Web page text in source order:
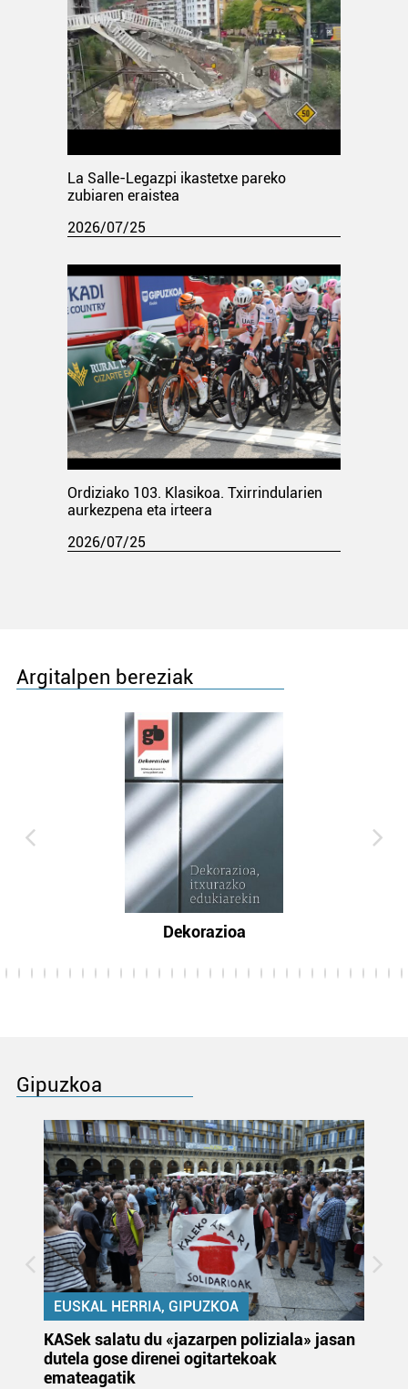
La Salle-Legazpi ikastetxe pareko
zubiaren eraistea
2026/07/25
Ordiziako 103. Klasikoa. Txirrindularien
aurkezpena eta irteera
2026/07/25
Argitalpen bereziak
Dekorazioa
Gipuzkoa
EUSKAL HERRIA, GIPUZKOA
KASek salatu du «jazarpen poliziala» jasan
dutela gose direnei ogitartekoak
emateagatik